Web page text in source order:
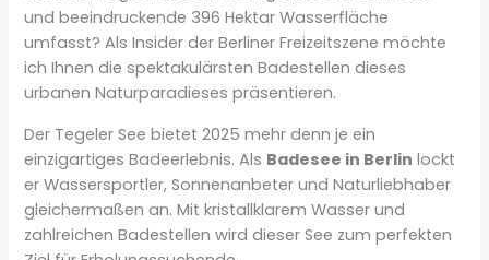
und beeindruckende 396 Hektar Wasserfläche
umfasst? Als Insider der Berliner Freizeitszene möchte
ich Ihnen die spektakulärsten Badestellen dieses
urbanen Naturparadieses präsentieren.
Der Tegeler See bietet 2025 mehr denn je ein
einzigartiges Badeerlebnis. Als Badesee in Berlin lockt
er Wassersportler, Sonnenanbeter und Naturliebhaber
gleichermaßen an. Mit kristallklarem Wasser und
zahlreichen Badestellen wird dieser See zum perfekten